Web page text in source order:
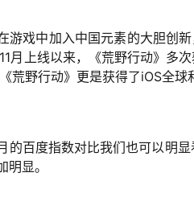
游戏中加入中国元素的大胆创
月上线以来，《荒野行动》多
荒野行动》更是获得了iOS全球
的百度指数对比我们也可以明
显。